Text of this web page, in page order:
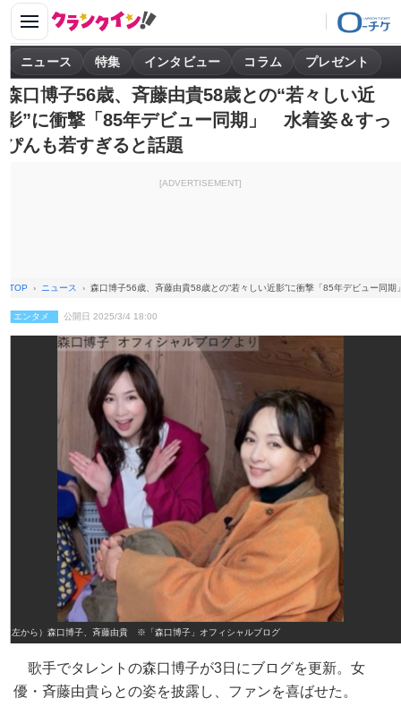
ニュース 特集 インタビュー コラム プレゼント
森口博子56歳、斉藤由貴58歳との“若々しい近
影”に衝撃「85年デビュー同期」 水着姿＆すっ
ぴんも若すぎると話題
[ADVERTISEMENT]
TOP ニュース 森口博子56歳、斉藤由貴58歳との“若々しい近影”に衝撃「85年デビュー同
エンタメ 公開日 2025/3/4 18:00
（左から）森口博子、斉藤由貴 ※「森口博子」オフィシャルブログ
歌手でタレントの森口博子が3日にブログを更新。女
優・斉藤由貴らとの姿を披露し、ファンを喜ばせた。